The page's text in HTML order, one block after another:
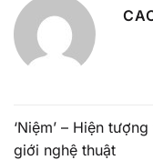
‘Niệm’ – Hiện
giới nghệ thuật